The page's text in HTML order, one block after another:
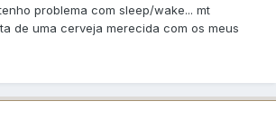
problema com sleep/wake... mt
de uma cerveja merecida com os meus